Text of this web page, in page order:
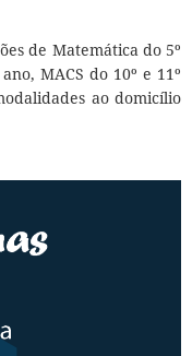
de Matemática do 5º
MACS do 10º e 11º
ao domicílio